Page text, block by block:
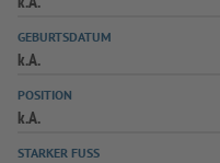
GEBURTSDATUM
k.A.
POSITION
k.A.
STARKER FUSS